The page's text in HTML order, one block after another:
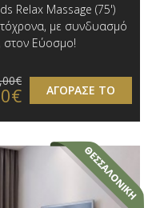
Relax Massage (75')
με συνδυασμό
στον Εύοσμο!
ΑΓΟΡΑΣΕ ΤΟ